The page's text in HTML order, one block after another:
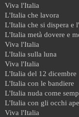
Viva l'Italia
L'Italia che lavora
L'Italia che si dispera e
L'Italia metà dovere e
Viva l'Italia
L'Italia sulla luna
Viva l'Italia
L'Italia del 12 dicembre
L'Italia con le bandiere
L'Italia nuda come
L'Italia con gli occhi
Viva l'Italia